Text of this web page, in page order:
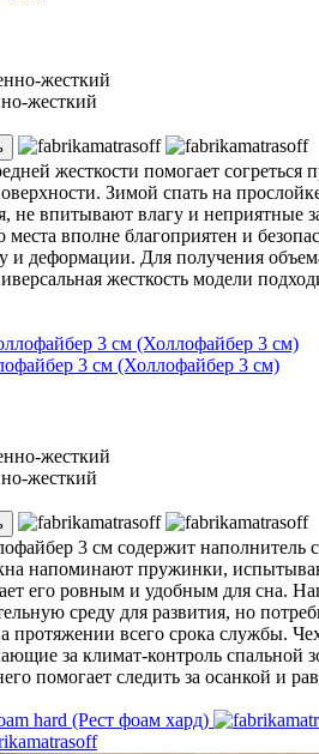
жесткий
жесткий
жесткости помогает
Зимой спать на
не впитывают влагу и неприятные
места вполне благоприятен и
и деформации. Для получения
жесткость модели
3 см (Холлофайбер 3 см)
жесткий
жесткий
3 см содержит наполнитель
напоминают пружинки,
его ровным и удобным для сна.
среду для развития, но
протяжении всего срока службы.
за климат-контроль
помогает следить за осанкой и